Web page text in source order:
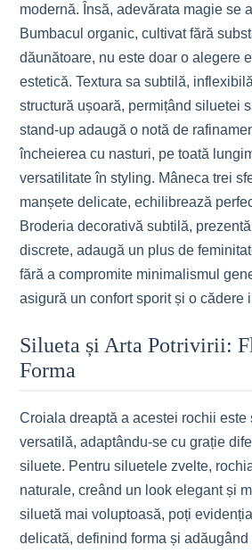
modernă. Însă, adevărata magie se
Bumbacul organic, cultivat fără
dăunătoare, nu este doar o alegere
estetică. Textura sa subtilă,
structură ușoară, permițând siluetei
stand-up adaugă o notă de
încheierea cu nasturi, pe toată
versatilitate în styling. Mâneca trei
manșete delicate, echilibrează
Broderia decorativă subtilă,
discrete, adaugă un plus de
fără a compromite minimalismul
asigură un confort sporit și o cădere
Silueta și Arta Potrivirii:
Forma
Croiala dreaptă a acestei rochii este
versatilă, adaptându-se cu grație
siluete. Pentru siluetele zvelte,
naturale, creând un look elegant și
siluetă mai voluptoasă, poți
delicată, definind forma și